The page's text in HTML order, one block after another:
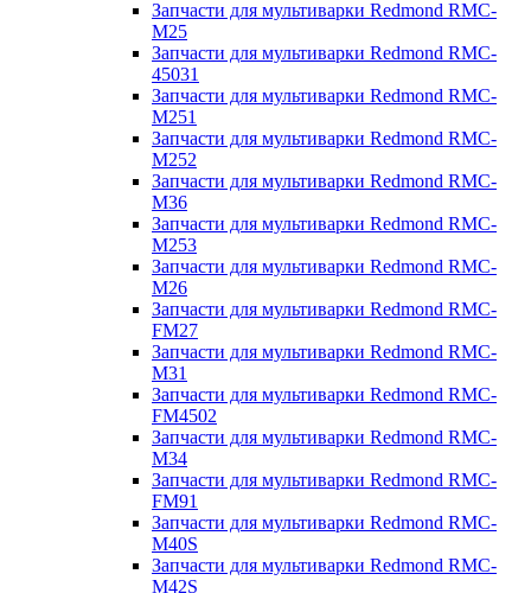
Запчасти для мультиварки Redmond RMC-
M25
Запчасти для мультиварки Redmond RMC-
45031
Запчасти для мультиварки Redmond RMC-
M251
Запчасти для мультиварки Redmond RMC-
M252
Запчасти для мультиварки Redmond RMC-
M36
Запчасти для мультиварки Redmond RMC-
M253
Запчасти для мультиварки Redmond RMC-
M26
Запчасти для мультиварки Redmond RMC-
FM27
Запчасти для мультиварки Redmond RMC-
M31
Запчасти для мультиварки Redmond RMC-
FM4502
Запчасти для мультиварки Redmond RMC-
M34
Запчасти для мультиварки Redmond RMC-
FM91
Запчасти для мультиварки Redmond RMC-
M40S
Запчасти для мультиварки Redmond RMC-
M42S